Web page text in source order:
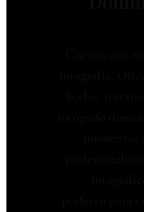
Cuento con
fotografía.
bodas,
fotógrafo
perfecto para